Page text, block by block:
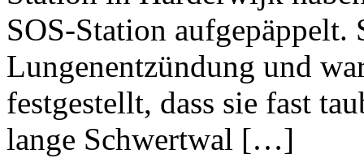
SOS-Station aufgepäppelt.
Lungenentzündung und
festgestellt, dass sie fast
lange Schwertwal […]